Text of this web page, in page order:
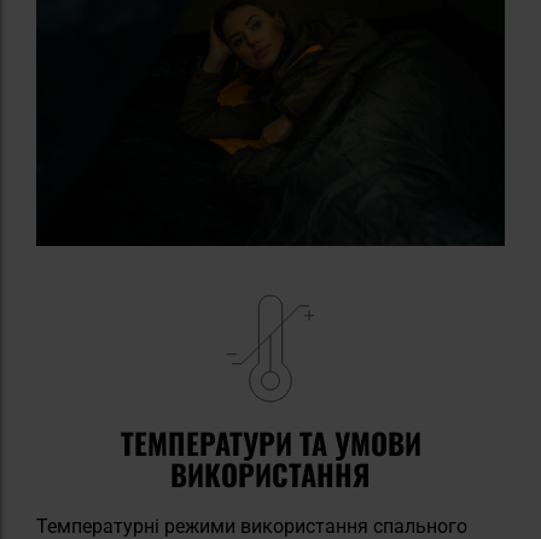
ТЕМПЕРАТУРИ ТА УМОВИ
ВИКОРИСТАННЯ
Температурні режими використання спального